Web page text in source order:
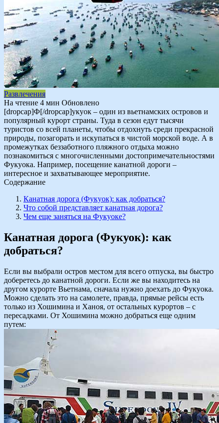
Развлечения
На чтение 4 мин Обновлено
[dropcap]Ф[/dropcap]укуок – один из вьетнамских островов и
популярный курорт страны. Туда в сезон едут тысячи
туристов со всей планеты, чтобы отдохнуть среди прекрасной
природы, позагорать и искупаться в чистой морской воде. А в
промежутках беззаботного пляжного отдыха можно
познакомиться с многочисленными достопримечательностями
Фукуока. Например, посещение канатной дороги –
интересное и захватывающее мероприятие.
Содержание
Канатная дорога (Фукуок): как добраться?
Что собой представляет канатная дорога?
Чем еще заняться на Фукуоке?
Канатная дорога (Фукуок): как
добраться?
Если вы выбрали остров местом для всего отпуска, вы быстро
доберетесь до канатной дороги. Если же вы находитесь на
другом курорте Вьетнама, сначала нужно доехать до Фукуока.
Можно сделать это на самолете, правда, прямые рейсы есть
только из Хошимина и Ханоя, от остальных курортов – с
пересадками. От Хошимина можно добраться еще одним
путем: